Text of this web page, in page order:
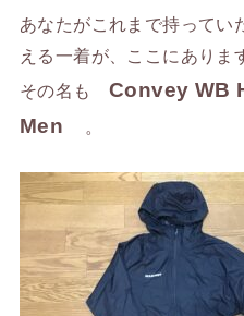
あなたがこれまで持ってい
える一着が、ここにありま
その名も Convey WB
Men
。